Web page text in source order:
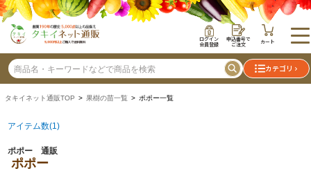
ログイン
会員登録
申込番号で
ご注文 カート
カテゴリ
タキイネット通販TOP > 果樹の苗一覧 > ポポー一覧
アイテム数(1)
ポポー 通販
ポポー